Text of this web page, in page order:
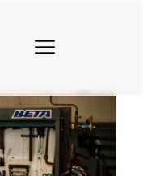
Mostrar todo